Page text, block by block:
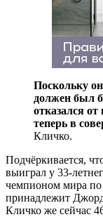
Поскольку
должен был
отказался
теперь в
Кличко.
Подчёркивается,
выиграл у 33-
чемпионом мира
принадлежит
Кличко же сейчас